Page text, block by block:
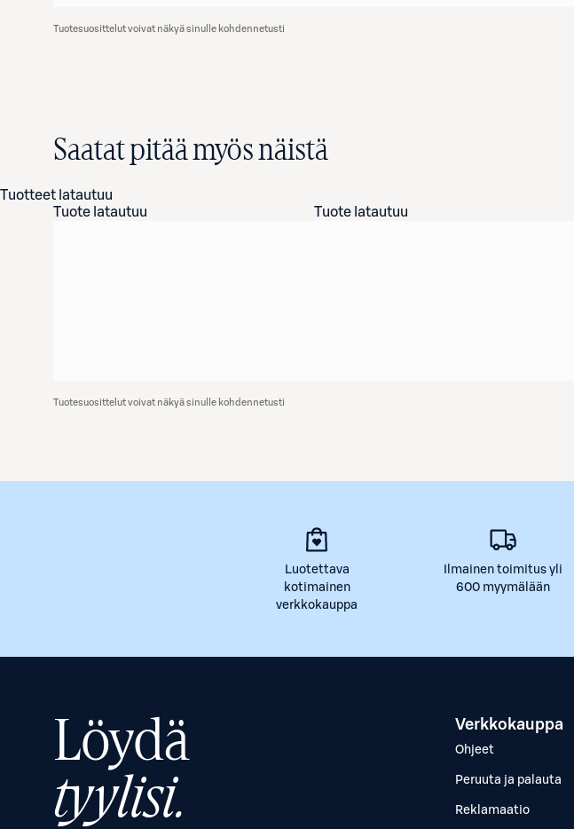
Tuotesuosittelut voivat näkyä sinulle kohdennetusti
Saatat pitää myös näistä
Tuotteet latautuu
Tuote latautuu
Tuote latautuu
Tuotesuosittelut voivat näkyä sinulle kohdennetusti
Luotettava
kotimainen
verkkokauppa
Ilmainen toimitus yli
600 myymälään
Löydä
tyylisi.
Verkkokauppa
Ohjeet
Peruuta ja palauta
Reklamaatio